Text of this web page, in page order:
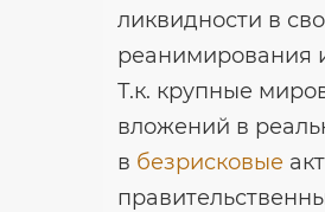
ликвидности в
реанимирования
Т.к. крупные
вложений в
в безрисковые